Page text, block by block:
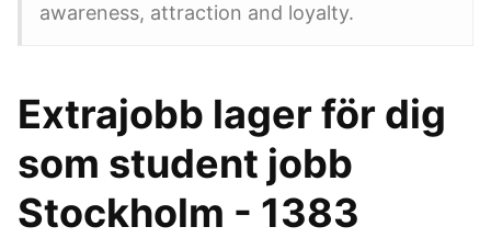
awareness, attraction and loyalty.
Extrajobb lager för dig
som student jobb
Stockholm - 1383